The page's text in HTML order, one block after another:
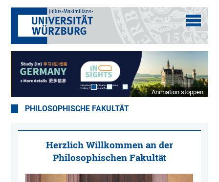
Animation stoppen
PHILOSOPHISCHE FAKULTÄT
Herzlich Willkommen an der
Philosophischen Fakultät